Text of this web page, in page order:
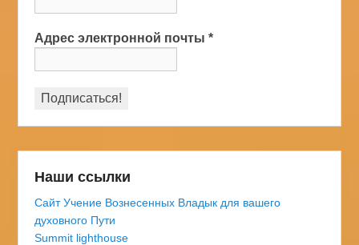
Адрес электронной почты*
Наши ссылки
Сайт Учение Вознесенных Владык для вашего
духовного Пути
Summit lighthouse